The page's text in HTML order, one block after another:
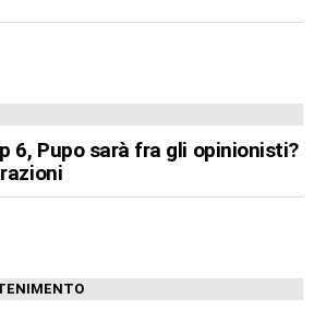
6, Pupo sarà fra gli opinionisti?